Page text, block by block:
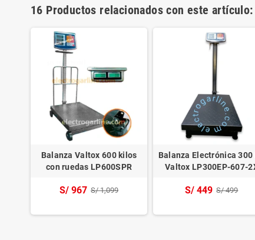
16 Productos relacionados con este artículo:
Balanza Valtox 600 kilos
con ruedas LP600SPR
S/ 967 S/ 1,099
Balanza Electrónica 300
Valtox LP300EP-607-
S/ 449 S/ 499